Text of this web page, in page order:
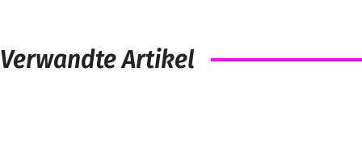
Verwandte Artikel